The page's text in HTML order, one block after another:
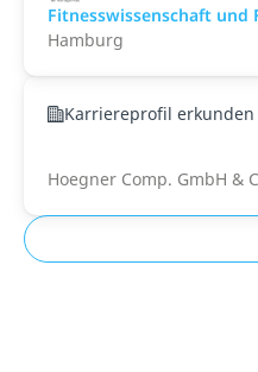
Fitnesswissenschaft und
Hamburg
Karriereprofil erkunden
Hoegner Comp. GmbH &